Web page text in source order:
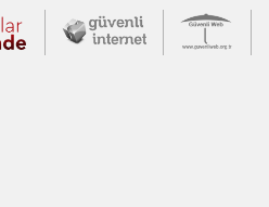
İletişim Merkezi
Çocuklar Güvende (yeni
Güvenli